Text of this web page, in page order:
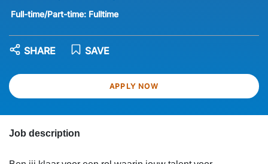
Full-time/Part-time: Fulltime
APPLY NOW
SAVE
SHARE
Job description